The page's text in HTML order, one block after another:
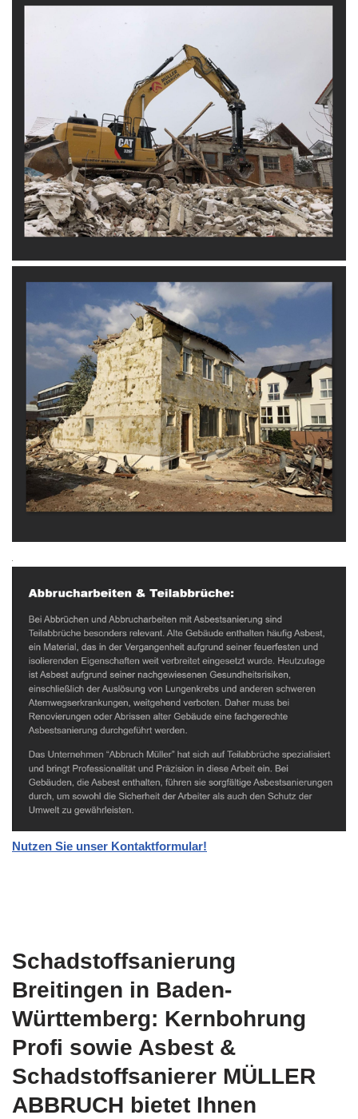
Nutzen Sie unser Kontaktformular!
Schadstoffsanierung
Breitingen in Baden-
Württemberg: Kernbohrung
Profi sowie Asbest &
Schadstoffsanierer MÜLLER
ABBRUCH bietet Ihnen